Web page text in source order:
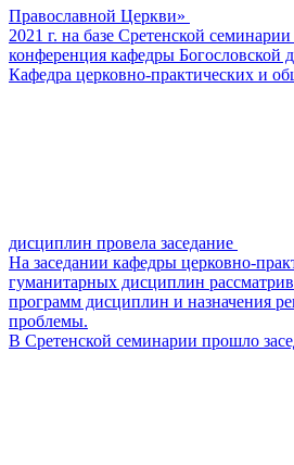
Православной Церкви»
2021 г. на базе Сретенской
конференция кафедры Богословской
Кафедра церковно-практических и
дисциплин провела заседание
На заседании кафедры церковно-
гуманитарных дисциплин
программ дисциплин и назначения
проблемы.
В Сретенской семинарии прошло